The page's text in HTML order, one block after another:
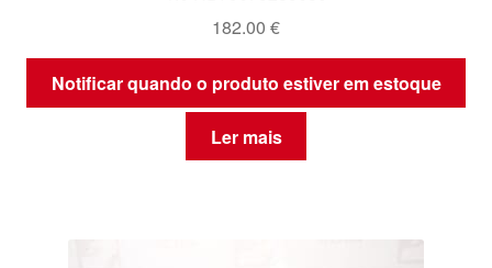
182.00 €
Notificar quando o produto estiver em estoque
Ler mais